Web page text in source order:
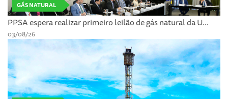
GÁS NATURAL
PPSA espera realizar primeiro leilão de gás natural da U...
03/08/26